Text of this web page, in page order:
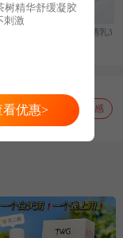
Winona/薇诺娜清透防晒乳3
湖北 孝感
树精华舒缓凝胶
刺激
看优惠>